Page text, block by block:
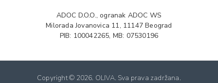
ADOC D.O.O., ogranak ADOC WS
Milorada Jovanovica 11, 11147 Beograd
PIB: 100042265, MB: 07530196
Copyright © 2026. OLIVA. Sva prava zadržana.